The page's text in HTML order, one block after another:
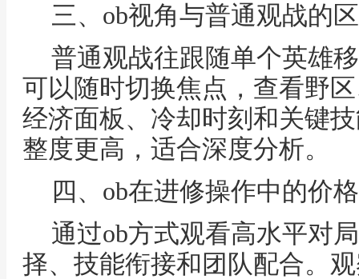
三、ob视角与普通观战的
普通观战往跟随单个英雄
可以随时切换焦点，查看野
经济面板、冷却时刻和关键
整度更高，适合深度分析。
四、ob在进修操作中的价格
通过ob方式观看高水平对
择、技能衔接和团队配合。